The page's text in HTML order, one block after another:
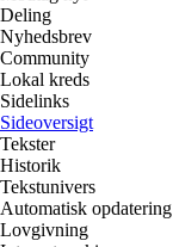
Deling
Nyhedsbrev
Community
Lokal kreds
Sidelinks
Sideoversigt
Tekster
Historik
Tekstunivers
Automatisk opdatering
Lovgivning